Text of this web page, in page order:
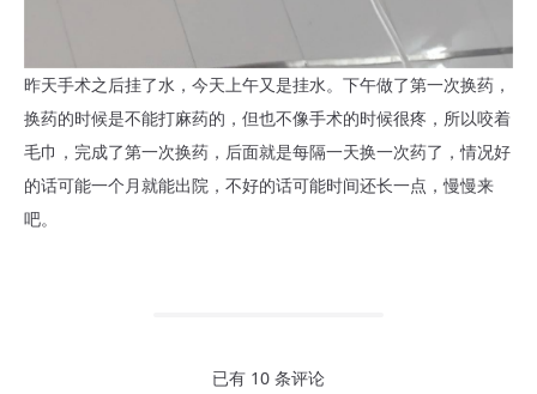
昨天手术之后挂了水，今天上午又是挂水。下午做了第一次换药，
换药的时候是不能打麻药的，但也不像手术的时候很疼，所以咬着
毛巾，完成了第一次换药，后面就是每隔一天换一次药了，情况好
的话可能一个月就能出院，不好的话可能时间还长一点，慢慢来
吧。
已有 10 条评论